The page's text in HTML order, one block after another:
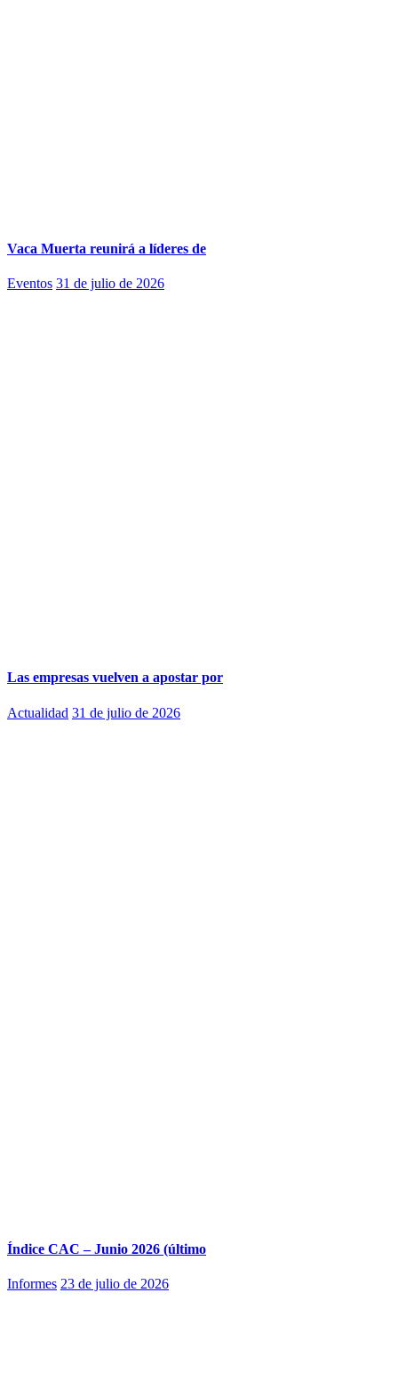
Vaca Muerta reunirá a líderes de
Eventos 31 de julio de 2026
Las empresas vuelven a apostar por
Actualidad 31 de julio de 2026
Índice CAC – Junio 2026 (último
Informes 23 de julio de 2026